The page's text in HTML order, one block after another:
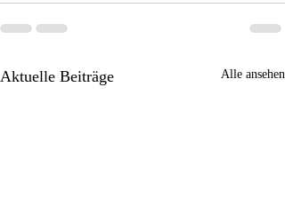
Aktuelle Beiträge Alle ansehen